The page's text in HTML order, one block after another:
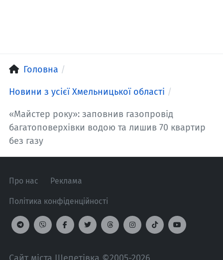
Головна
Новини з усієї Хмельницької області
«Майстер року»: заповнив газопровід
багатоповерхівки водою та лишив 70 квартир
без газу
Про нас Реклама
Політика конфіденційності